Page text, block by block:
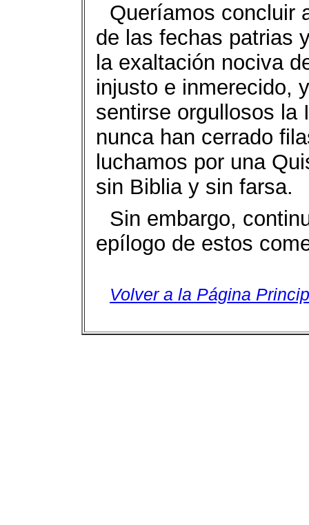
Queríamos concluir
de las fechas patrias
la exaltación nociva
injusto e inmerecido,
sentirse orgullosos la
nunca han cerrado
luchamos por una
sin Biblia y sin farsa.
Sin embargo,
epílogo de estos
Volver a la Página